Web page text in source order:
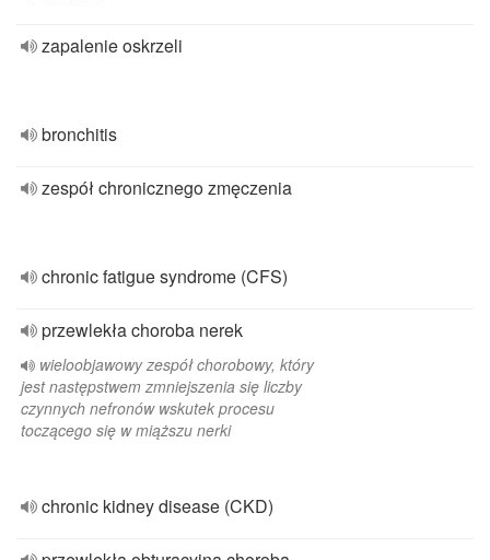
zapalenie oskrzeli
bronchitis
zespół chronicznego zmęczenia
chronic fatigue syndrome (CFS)
przewlekła choroba nerek
wieloobjawowy zespół chorobowy, który
jest następstwem zmniejszenia się liczby
czynnych nefronów wskutek procesu
toczącego się w miąższu nerki
chronic kidney disease (CKD)